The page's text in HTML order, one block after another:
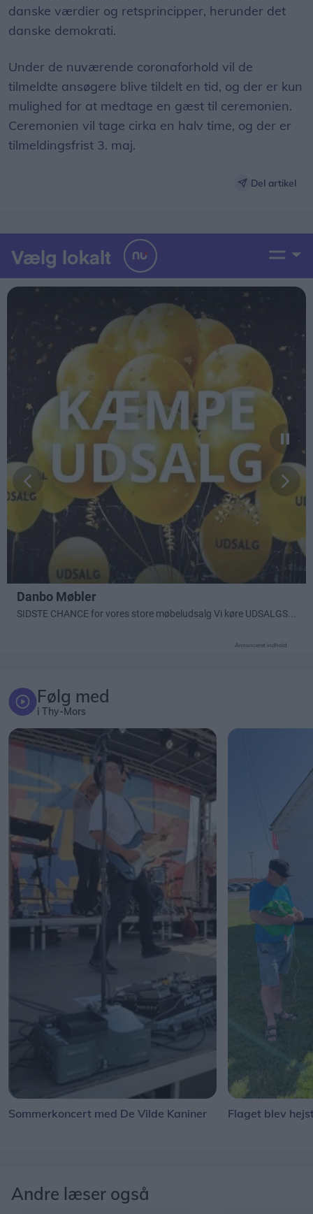
danske værdier og retsprincipper, herunder det
danske demokrati.
Under de nuværende coronaforhold vil de
tilmeldte ansøgere blive tildelt en tid, og der er kun
mulighed for at medtage en gæst til ceremonien.
Ceremonien vil tage cirka en halv time, og der er
tilmeldingsfrist 3. maj.
Del artikel
Annonceret indhold
Følg med
i Thy-Mors
Sommerkoncert med De Vilde Kaniner Flaget blev
Andre læser også